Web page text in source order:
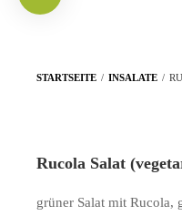
STARTSEITE / INSALATE /
Rucola Salat
grüner Salat mit Rucola,